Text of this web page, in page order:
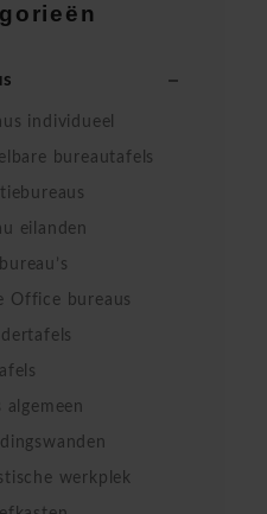
individueel
bureautafels
eilanden
Office bureaus
algemeen
werkplek